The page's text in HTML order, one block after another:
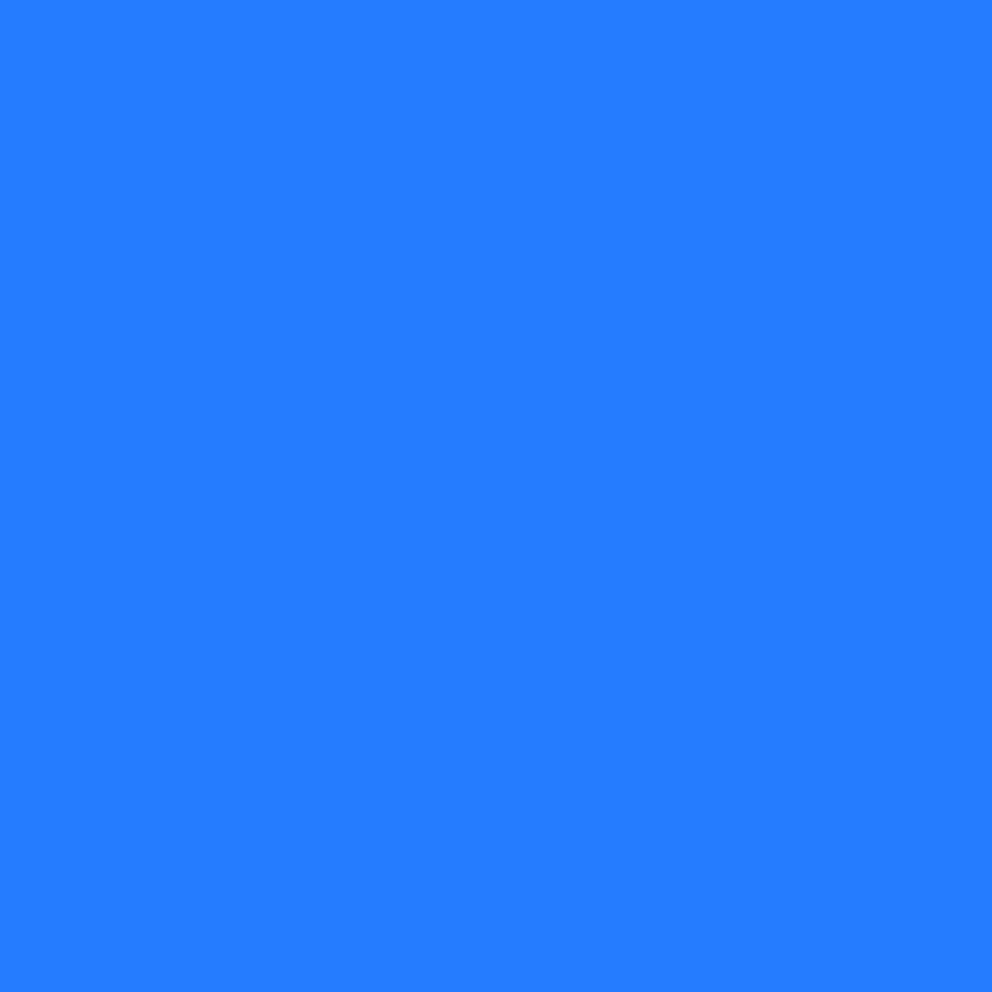
Eroski
«EL ZAMPAKILOS SOLIDARIO» a favor de los Bancos
Bancos de Alimentos y las aportaciones económicas
que los Bancos podremos canjear a lo largo del año
añadirá una donación adicional.
nuestras campañas, puedes darte de alta llamando al
También en nuestra web: https://www.ba